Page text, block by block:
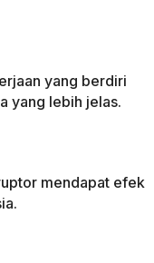
yang berdiri
yang lebih jelas.
mendapat efek